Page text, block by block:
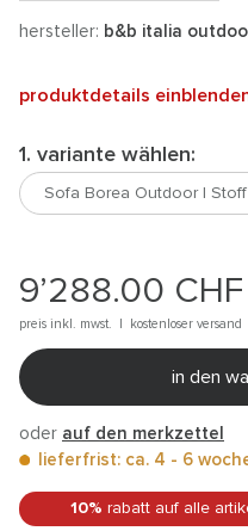
hersteller: b&b italia
produktdetails
1. variante wählen:
9’288.00 CHF
preis inkl. mwst. | kostenloser versand
in den
oder auf den merkzettel
lieferfrist: ca. 4 - 6
10% rabatt auf alle